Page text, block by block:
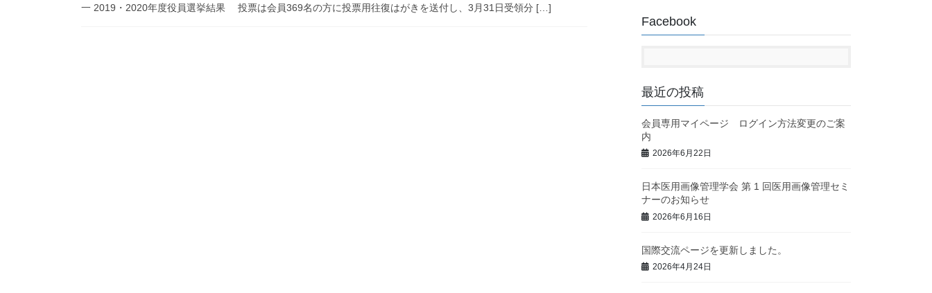
一 2019・2020年度役員選挙結果 投票は会員369名の方に投票用往復はがきを送付し、3月31日受領分 […]
Facebook
最近の投稿
会員専用マイページ ログイン方法変更のご案
内
2026年6月22日
日本医用画像管理学会 第 1 回医用画像管理セミ
ナーのお知らせ
2026年6月16日
国際交流ページを更新しました。
2026年4月24日